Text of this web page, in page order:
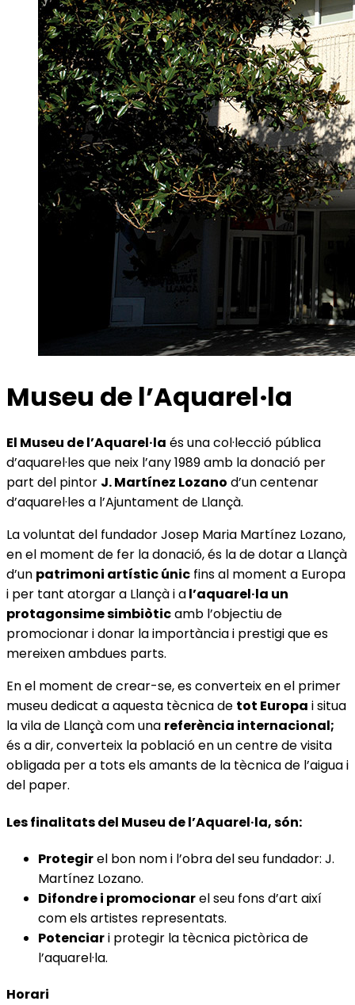
Museu de l’Aquarel·la
El Museu de l’Aquarel·la és una col·lecció pública
d’aquarel·les que neix l’any 1989 amb la donació per
part del pintor J. Martínez Lozano d’un centenar
d’aquarel·les a l’Ajuntament de Llançà.
La voluntat del fundador Josep Maria Martínez Lozano,
en el moment de fer la donació, és la de dotar a Llançà
d’un patrimoni artístic únic fins al moment a Europa
i per tant atorgar a Llançà i al’aquarel·la un
protagonsime simbiòticamb l’objectiu de
promocionar i donar la importància i prestigi que es
mereixen ambdues parts.
En el moment de crear-se, es converteix en el primer
museu dedicat a aquesta tècnica de tot Europa i situa
la vila de Llançà com una referència internacional;
és a dir, converteix la població en un centre de visita
obligada per a tots els amants de la tècnica de l’aigua i
del paper.
Les finalitats del Museu de l’Aquarel·la, són:
Protegirel bon nom i l’obra del seu fundador: J.
Martínez Lozano.
Difondre i promocionarel seu fons d’art així
com els artistes representats.
Potenciari protegir la tècnica pictòrica de
l’aquarel·la.
Horari